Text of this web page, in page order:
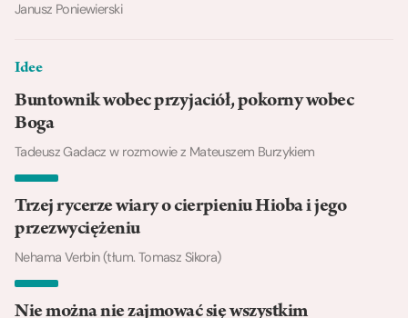
Janusz Poniewierski
Idee
Buntownik wobec przyjaciół, pokorny wobec
Boga
Tadeusz Gadacz w rozmowie z Mateuszem Burzykiem
Trzej rycerze wiary o cierpieniu Hioba i jego
przezwyciężeniu
Nehama Verbin (tłum. Tomasz Sikora)
Nie można nie zajmować się wszystkim